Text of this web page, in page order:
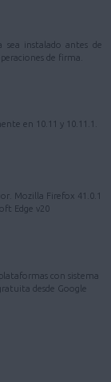
sea instalado antes de
de firma.
en 10.11 y 10.11.1.
Mozilla Firefox 41.0.1
Edge v20
con sistema
desde Google